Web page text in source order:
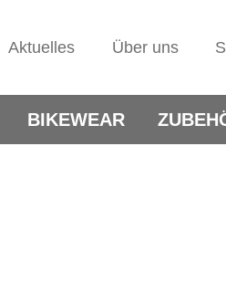
Aktuelles Über uns
BIKEWEAR